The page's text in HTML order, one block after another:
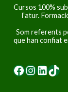
Cursos 100%
l’atur.
Som referents
que han confiat
Facebook